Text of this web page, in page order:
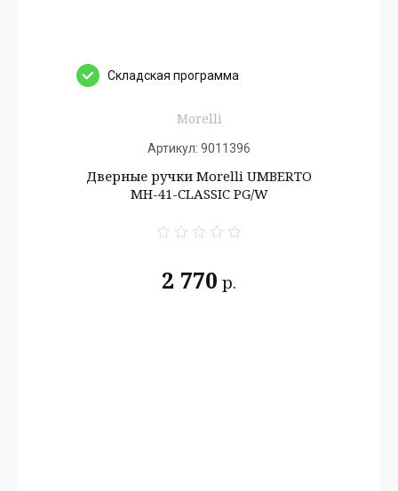
Cкладская программа
Morelli
Артикул: 9011396
Дверные ручки Morelli UMBERTO
MH-41-CLASSIC PG/W
2 770 р.